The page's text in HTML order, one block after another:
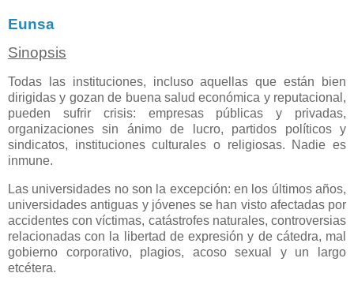
Eunsa
Sinopsis
Todas las instituciones, incluso aquellas que están bien
dirigidas y gozan de buena salud económica y reputacional,
pueden sufrir crisis: empresas públicas y privadas,
organizaciones sin ánimo de lucro, partidos políticos y
sindicatos, instituciones culturales o religiosas. Nadie es
inmune.
Las universidades no son la excepción: en los últimos años,
universidades antiguas y jóvenes se han visto afectadas por
accidentes con víctimas, catástrofes naturales, controversias
relacionadas con la libertad de expresión y de cátedra, mal
gobierno corporativo, plagios, acoso sexual y un largo
etcétera.